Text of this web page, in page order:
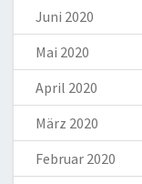
Juni 2020
Mai 2020
April 2020
März 2020
Februar 2020